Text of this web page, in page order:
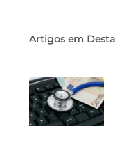
Artigos em